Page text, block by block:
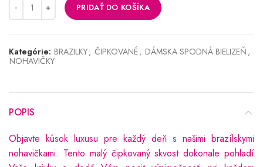
PRIDAŤ DO KOŠÍKA
Kategórie: BRAZILKY, ČIPKOVANÉ, DÁMSKA SPODNÁ BIELIZEŇ ,
NOHAVIČKY
POPIS
Objavte kúsok luxusu pre každý deň s našimi brazílskymi
nohavičkami. Tento malý čipkovaný skvost dokonale pohladí